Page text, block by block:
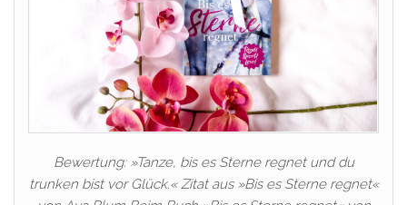
Bewertung: »Tanze, bis es Sterne regnet und du
trunken bist vor Glück.« Zitat aus »Bis es Sterne regnet«